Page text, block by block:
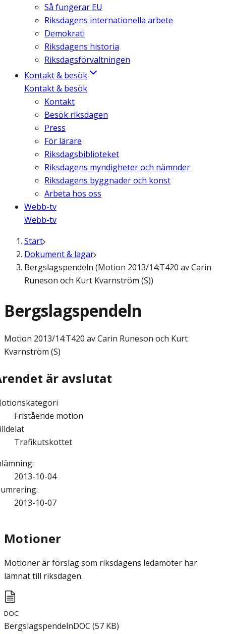
Så fungerar EU
Riksdagens internationella arbete
Demokrati
Riksdagens historia
Riksdagsförvaltningen
Kontakt & besök
Kontakt & besök
Kontakt
Besök riksdagen
Press
För lärare
Riksdagsbiblioteket
Riksdagens myndigheter och nämnder
Riksdagens byggnader och konst
Arbeta hos oss
Webb-tv
Webb-tv
Start
Dokument & lagar
Bergslagspendeln (Motion 2013/14:T420 av Carin
Runeson och Kurt Kvarnström (S))
Bergslagspendeln
Motion 2013/14:T420 av Carin Runeson och Kurt
Kvarnström (S)
är avslutat
Fristående motion
Trafikutskottet
:
2013-10-04
:
2013-10-07
Motioner
Motioner är förslag som riksdagens ledamöter har
lämnat till riksdagen.
DOC
BergslagspendelnDOC (57 KB)